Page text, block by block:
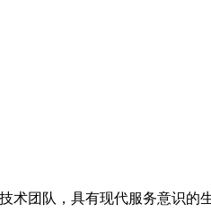
术团队，具有现代服务意识的